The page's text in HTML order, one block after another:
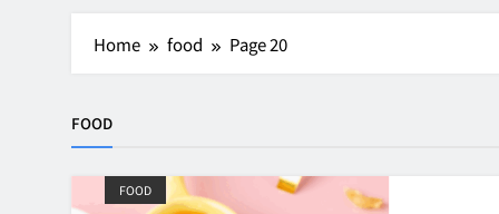
Home food Page 20
FOOD
FOOD